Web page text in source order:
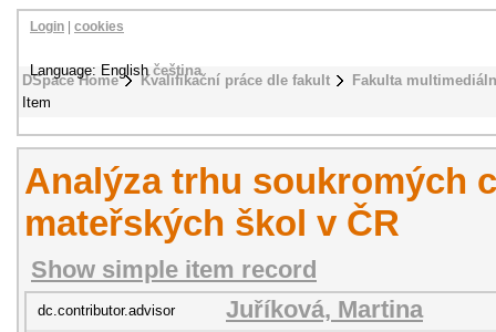
DSpace Home Kvalifikační práce dle fakult
Fakulta
Item
Login cookies
Language: Englishčeština
Analýza trhu soukromých
mateřských škol v ČR
Show simple item record
dc.contributor.advisor Juříková, Martina